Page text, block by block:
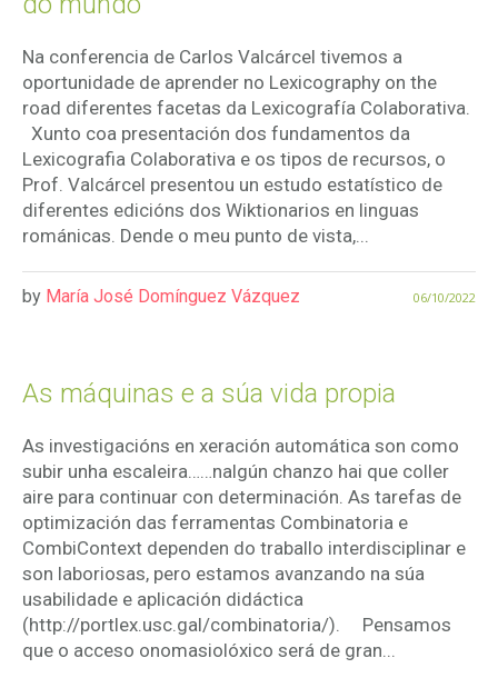
Na conferencia de Carlos Valcárcel tivemos a
oportunidade de aprender no Lexicography on the
road diferentes facetas da Lexicografía Colaborativa.
Xunto coa presentación dos fundamentos da
Lexicografia Colaborativa e os tipos de recursos, o
Prof. Valcárcel presentou un estudo estatístico de
diferentes edicións dos Wiktionarios en linguas
románicas. Dende o meu punto de vista,...
06/10/2022
by María José Domínguez Vázquez
As máquinas e a súa vida propia
As investigacións en xeración automática son como
subir unha escaleira……nalgún chanzo hai que coller
aire para continuar con determinación. As tarefas de
optimización das ferramentas Combinatoria e
CombiContext dependen do traballo interdisciplinar e
son laboriosas, pero estamos avanzando na súa
usabilidade e aplicación didáctica
(http://portlex.usc.gal/combinatoria/). Pensamos
que o acceso onomasiolóxico será de gran...